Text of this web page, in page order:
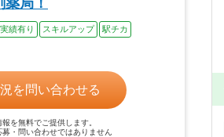
局！
績有り スキルアップ
駅チカ
を問い合わせる
を無料でご提供します。
・問い合わせではありません